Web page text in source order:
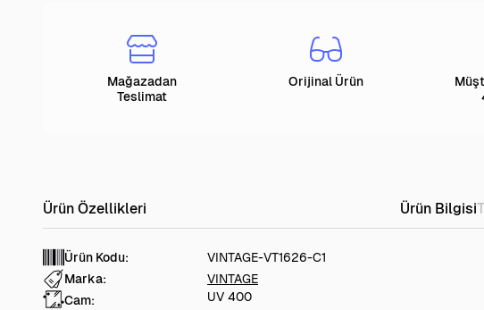
Mağazadan
Teslimat
Orijinal Ürün
Ürün Kodu:
VINTAGE-VT1626-C1
Marka:
VINTAGE
Cam:
UV 400
Ürün Bilgisi